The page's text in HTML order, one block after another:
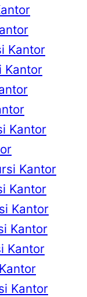
Kantor
Kantor
Kantor
Kantor
Kantor
Kantor
Kantor
Kantor
Kantor